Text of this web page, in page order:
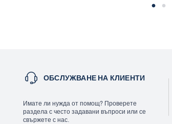
ОБСЛУЖВАНЕ НА КЛИЕНТИ
Имате ли нужда от помощ? Проверете
раздела с често задавани въпроси или се
свържете с нас.